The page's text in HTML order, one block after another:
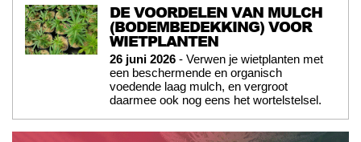
DE VOORDELEN VAN MULCH
(BODEMBEDEKKING) VOOR
WIETPLANTEN
26 juni 2026 - Verwen je wietplanten met
een beschermende en organisch
voedende laag mulch, en vergroot
daarmee ook nog eens het wortelstelsel.